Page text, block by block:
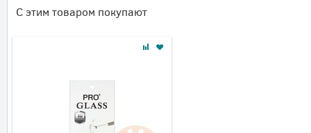
С этим товаром покупают